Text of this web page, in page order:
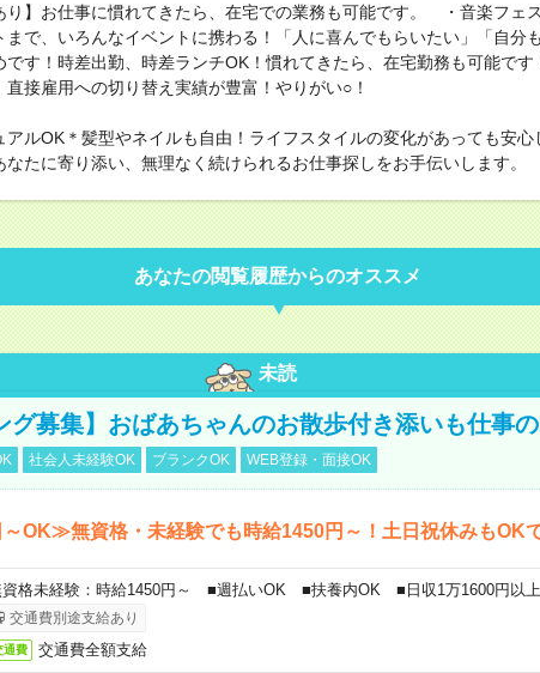
り】お仕事に慣れてきたら、在宅での業務も可能です。 ・音楽フェ
まで、いろんなイベントに携わる！「人に喜んでもらいたい」「自分
です！時差出勤、時差ランチOK！慣れてきたら、在宅勤務も可能です
直接雇用への切り替え実績が豊富！やりがい○！
アルOK＊髪型やネイルも自由！ライフスタイルの変化があっても安心
なたに寄り添い、無理なく続けられるお仕事探しをお手伝いします。
あなたの閲覧履歴からのオススメ
未読
グ募集】おばあちゃんのお散歩付き添いも仕事
社会人未経験OK ブランクOK WEB登録・面接OK
OK≫無資格・未経験でも時給1450円～！土日祝休みもOKで
資格未経験：時給1450円～ ■週払いOK ■扶養内OK ■日収1万1600円以上
交通費別途支給あり
通費 交通費全額支給